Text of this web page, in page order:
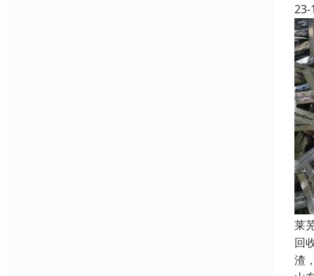
23-
莱
回
渣